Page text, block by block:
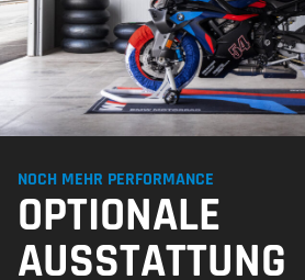
NOCH MEHR PERFORMANCE
OPTIONALE
AUSSTATTUNG